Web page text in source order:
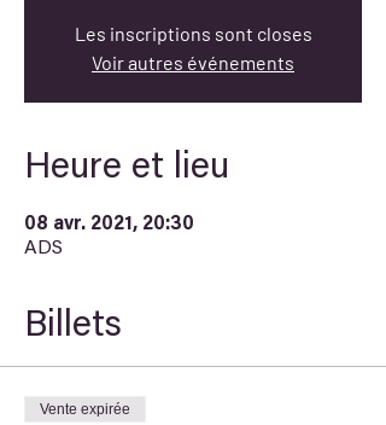
Les inscriptions sont closes
Voir autres événements
Heure et lieu
08 avr. 2021, 20:30
ADS
Billets
Vente expirée